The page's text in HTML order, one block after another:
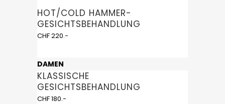
HOT/COLD HAMMER-
GESICHTSBEHANDLUNG
CHF 220.-
DAMEN
KLASSISCHE
GESICHTSBEHANDLUNG
CHF 180.-